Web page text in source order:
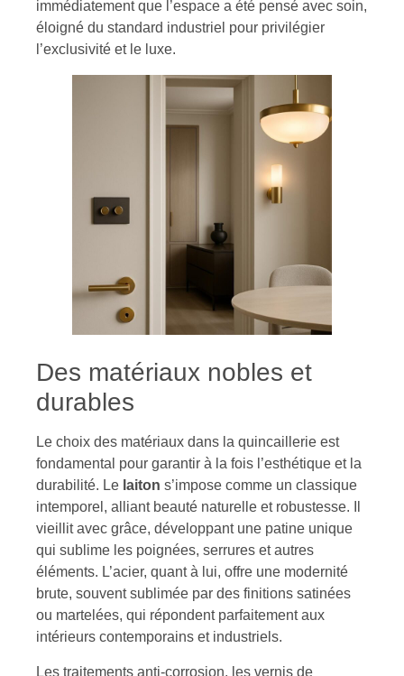
immédiatement que l’espace a été pensé avec soin,
éloigné du standard industriel pour privilégier
l’exclusivité et le luxe.
Des matériaux nobles et
durables
Le choix des matériaux dans la quincaillerie est
fondamental pour garantir à la fois l’esthétique et la
durabilité. Le laiton s’impose comme un classique
intemporel, alliant beauté naturelle et robustesse. Il
vieillit avec grâce, développant une patine unique
qui sublime les poignées, serrures et autres
éléments. L’acier, quant à lui, offre une modernité
brute, souvent sublimée par des finitions satinées
ou martelées, qui répondent parfaitement aux
intérieurs contemporains et industriels.
Les traitements anti-corrosion, les vernis de